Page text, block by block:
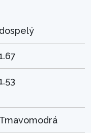
dospelý
Tmavomodrá